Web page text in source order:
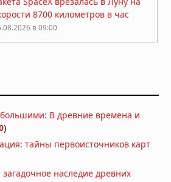
8700 километров в час
в 09:00
на главную загадку Красной
в 11:13
за миллиарды лет
В древние времена и
)
тайны первоисточников карт
наследие древних